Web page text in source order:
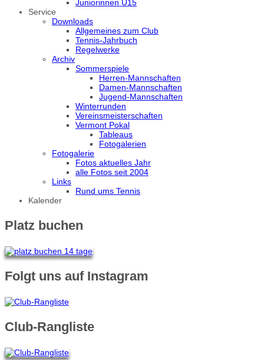
Juniorinnen U15
Service
Downloads
Allgemeines zum Club
Tennis-Jahrbuch
Regelwerke
Archiv
Sommerspiele
Herren-Mannschaften
Damen-Mannschaften
Jugend-Mannschaften
Winterrunden
Vereinsmeisterschaften
Vermont Pokal
Tableaus
Fotogalerien
Fotogalerie
Fotos aktuelles Jahr
alle Fotos seit 2004
Links
Rund ums Tennis
Kalender
Platz buchen
Folgt uns auf Instagram
Club-Rangliste